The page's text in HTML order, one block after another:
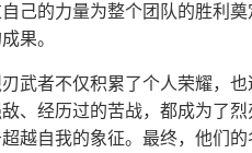
己的力量为整个团队的胜利
果。
武者不仅积累了个人荣耀，
、经历过的苦战，都成为了
越自我的象征。最终，他们